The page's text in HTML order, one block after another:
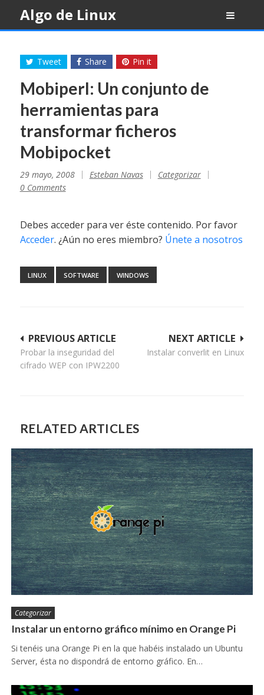
content
Algo de Linux
Tweet Share Pin it
Mobiperl: Un conjunto de
herramientas para
transformar ficheros
Mobipocket
29 mayo, 2008 Esteban Navas
Categorizar
0 Comments
Debes acceder para ver éste contenido. Por favor
Acceder. ¿Aún no eres miembro? Únete a nosotros
LINUX SOFTWARE WINDOWS
Navegación
de
NEXT ARTICLE
Instalar converlit en Linux
PREVIOUS ARTICLE
Probar la inseguridad del
cifrado WEP con IPW2200
RELATED ARTICLES
Categorizar
Instalar un entorno gráfico mínimo en Orange Pi
Si tenéis una Orange Pi en la que habéis instalado un Ubuntu
Server, ésta no dispondrá de entorno gráfico. En…